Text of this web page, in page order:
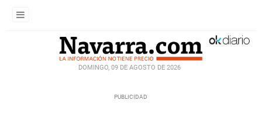
DOMINGO, 09 DE AGOSTO DE 2026